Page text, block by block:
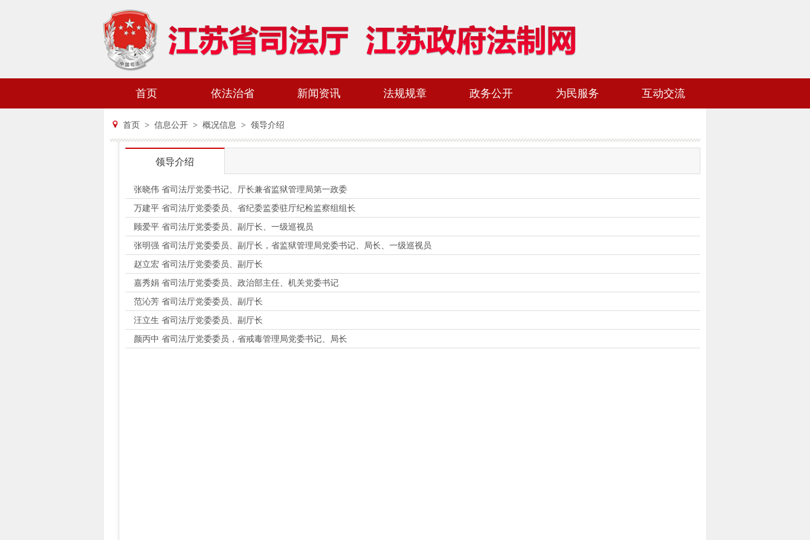
网站地图 加入收藏
首页 依法治省 新闻资讯 法规规章 政务公开 为民服务 互动交流
首页 > 信息公开 > 概况信息 > 领导介绍
领导介绍
张晓伟 省司法厅党委书记、厅长兼省监狱管理局第一政委
万建平 省司法厅党委委员、省纪委监委驻厅纪检监察组组长
顾爱平 省司法厅党委委员、副厅长、一级巡视员
张明强 省司法厅党委委员、副厅长，省监狱管理局党委书记、局长、一级巡视员
赵立宏 省司法厅党委委员、副厅长
嘉秀娟 省司法厅党委委员、政治部主任、机关党委书记
范沁芳 省司法厅党委委员、副厅长
汪立生 省司法厅党委委员、副厅长
颜丙中 省司法厅党委委员，省戒毒管理局党委书记、局长